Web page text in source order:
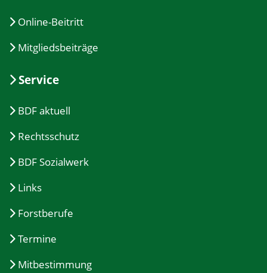
Online-Beitritt
Mitgliedsbeiträge
Service
BDF aktuell
Rechtsschutz
BDF Sozialwerk
Links
Forstberufe
Termine
Mitbestimmung